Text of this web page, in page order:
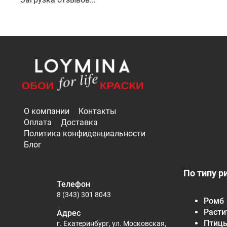
О компании
Контакты
Оплата
Доставка
Политика конфиденциальности
Блог
По типу
Ромб
Телефон
8 (343) 301 8043
Адрес
г. Екатеринбург, ул. Московская,